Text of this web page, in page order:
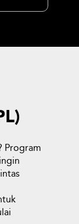
Program